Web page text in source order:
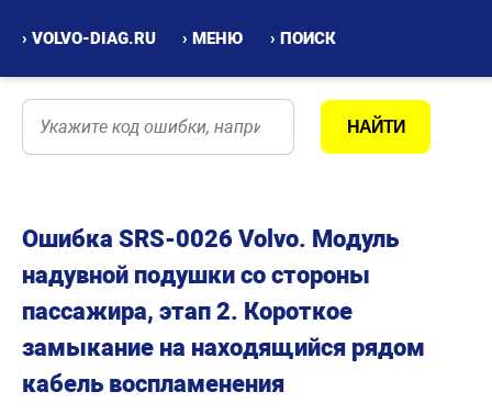
› VOLVO-DIAG.RU › МЕНЮ › ПОИСК
Ошибка SRS-0026 Volvo. Модуль
надувной подушки со стороны
пассажира, этап 2. Короткое
замыкание на находящийся рядом
кабель воспламенения